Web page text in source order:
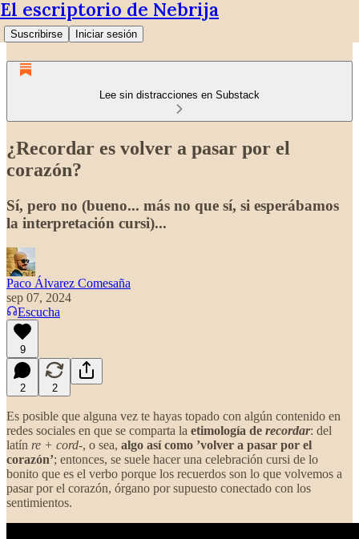
El escriptorio de Nebrija
Suscribirse Iniciar sesión
Lee sin distracciones en Substack
¿Recordar es volver a pasar por el
corazón?
Sí, pero no (bueno... más no que sí, si esperábamos
la interpretación cursi)...
Paco Álvarez Comesaña
sep 07, 2024
Escucha
9
2 2
Es posible que alguna vez te hayas topado con algún contenido en
redes sociales en que se comparta la etimología de recordar: del
latín re + cord‑, o sea, algo así como ’volver a pasar por el
corazón’; entonces, se suele hacer una celebración cursi de lo
bonito que es el verbo porque los recuerdos son lo que volvemos a
pasar por el corazón, órgano por supuesto conectado con los
sentimientos.